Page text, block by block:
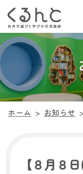
ホーム > お知らせ >
【８月８